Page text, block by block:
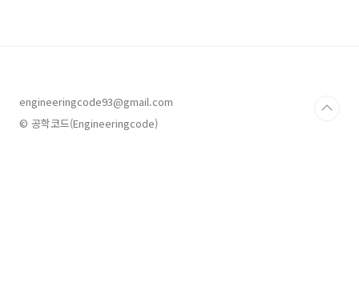
프로젝트 생성 'New Project' 버튼을 클릭하여
파이참 프로젝트 창을 띄운다. 인터프리터로 아
engineeringcode93@gmail.com
© 공학코드(Engineeringcode)